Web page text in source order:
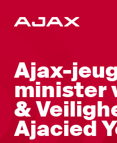
Ajax-
minister
&
Ajacied